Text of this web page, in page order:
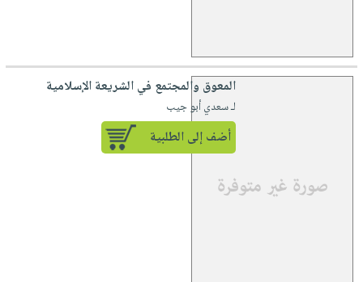
المعوق والمجتمع في الشريعة الإسلامية
لـ سعدي أبو جيب
أضف إلى الطلبية